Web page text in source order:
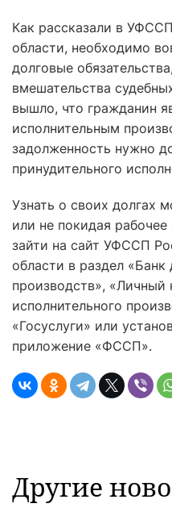
Как рассказали в
области, необходимо
долговые
вмешательства
вышло, что гражданин
исполнительным
задолженность нужно
принудительного
Узнать о своих долгах
или не покидая
зайти на сайт УФССП
области в раздел
производств», «Личный
исполнительного
«Госуслуги» или
приложение «ФССП».
Другие